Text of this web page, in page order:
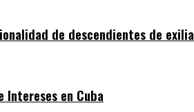
de descendientes de
Intereses en Cuba